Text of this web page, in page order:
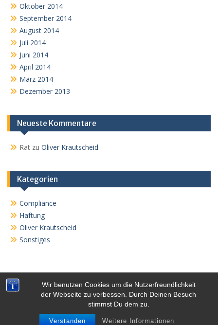
Wir benutzen Cookies um die Nutzerfreundlichkeit
der Webseite zu verbessen. Durch Deinen Besuch
stimmst Du dem zu.
Verstanden Weitere Informationen
Oktober 2014
September 2014
August 2014
Juli 2014
Juni 2014
April 2014
März 2014
Dezember 2013
Neueste Kommentare
Rat zu Oliver Krautscheid
Kategorien
Compliance
Haftung
Oliver Krautscheid
Sonstiges
Copyright @ 2016 Oliver Krautscheid
Themes